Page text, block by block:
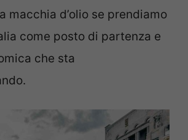
macchia d’olio se prendiamo
come posto di partenza e
che sta